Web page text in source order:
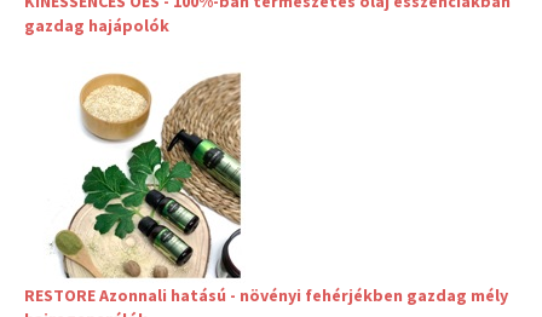
gazdag hajápolók
RESTORE Azonnali hatású - növényi fehérjékben gazdag mély